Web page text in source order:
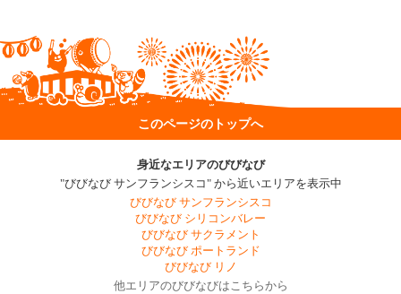
このページのトップへ
身近なエリアのびびなび
"びびなび サンフランシスコ" から近いエリアを表示中
びびなび サンフランシスコ
びびなび シリコンバレー
びびなび サクラメント
びびなび ポートランド
びびなび リノ
他エリアのびびなびはこちらから